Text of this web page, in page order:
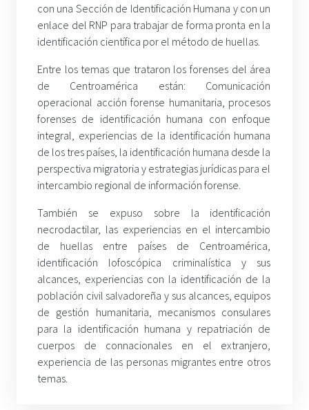
con una Sección de Identificación Humana y con un
enlace del RNP para trabajar de forma pronta en la
identificación científica por el método de huellas.
Entre los temas que trataron los forenses del área
de Centroamérica están: Comunicación
operacional acción forense humanitaria, procesos
forenses de identificación humana con enfoque
integral, experiencias de la identificación humana
de los tres países, la identificación humana desde la
perspectiva migratoria y estrategias jurídicas para el
intercambio regional de información forense.
También se expuso sobre la identificación
necrodactilar, las experiencias en el intercambio
de huellas entre países de Centroamérica,
identificación lofoscópica criminalística y sus
alcances, experiencias con la identificación de la
población civil salvadoreña y sus alcances, equipos
de gestión humanitaria, mecanismos consulares
para la identificación humana y repatriación de
cuerpos de connacionales en el extranjero,
experiencia de las personas migrantes entre otros
temas.